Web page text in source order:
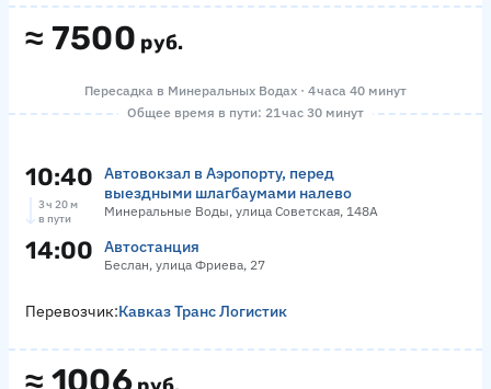
≈ 7500 руб.
Пересадка в Минеральных Водах · 4 часа 40 минут
Общее время в пути: 21 час 30 минут
10:40
Автовокзал в Аэропорту, перед
выездными шлагбаумами налево
Минеральные Воды, улица Советская, 148А
3 ч 20 м
в пути
14:00 Автостанция
Беслан, улица Фриева, 27
Перевозчик:Кавказ Транс Логистик